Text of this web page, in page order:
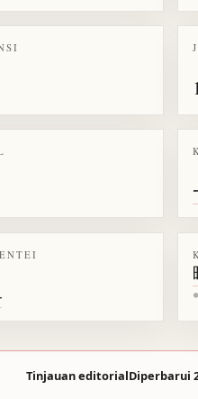
Tinjauan editorialDiperbarui